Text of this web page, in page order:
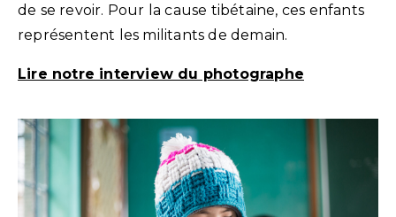
de se revoir. Pour la cause tibétaine, ces enfants
représentent les militants de demain.
Lire notre interview du photographe